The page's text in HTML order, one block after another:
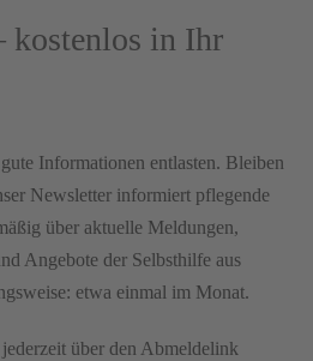
kostenlos in Ihr
Informationen entlasten. Bleiben
Newsletter informiert pflegende
über aktuelle Meldungen,
Angebote der Selbsthilfe aus
etwa einmal im Monat.
über den Abmeldelink